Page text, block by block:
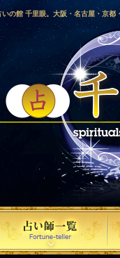
いの館 千里眼。大阪・名古屋・京都
媛・鹿児島・徳島・香川・山形・岡
・長野・埼玉・茨城・栃木・金沢・
占い師による占い。